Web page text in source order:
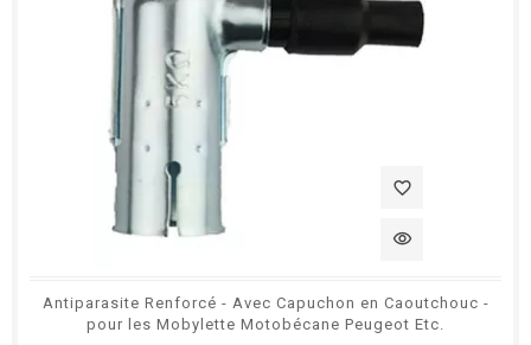
favorite_border
visibility
Antiparasite Renforcé - Avec Capuchon en Caoutchouc -
pour les Mobylette Motobécane Peugeot Etc.